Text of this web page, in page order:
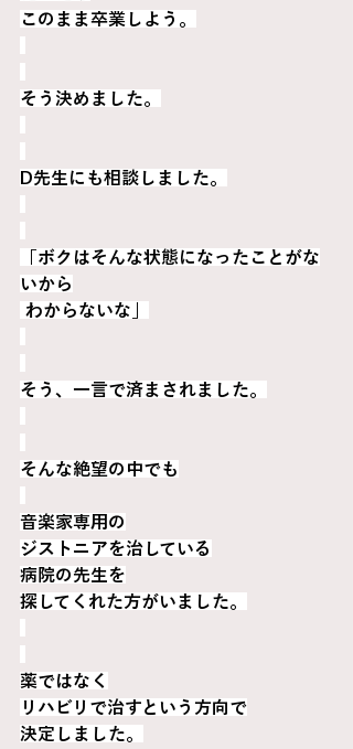
このまま卒業しよう。
そう決めました。
D先生にも相談しました。
「ボクはそんな状態になったことがな
いから
わからないな」
そう、一言で済まされました。
そんな絶望の中でも
音楽家専用の
ジストニアを治している
病院の先生を
探してくれた方がいました。
薬ではなく
リハビリで治すという方向で
決定しました。